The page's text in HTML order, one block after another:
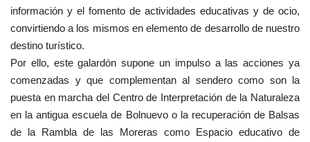
información y el fomento de actividades educativas y de ocio,
convirtiendo a los mismos en elemento de desarrollo de nuestro
destino turístico.
Por ello, este galardón supone un impulso a las acciones ya
comenzadas y que complementan al sendero como son la
puesta en marcha del Centro de Interpretación de la Naturaleza
en la antigua escuela de Bolnuevo o la recuperación de Balsas
de la Rambla de las Moreras como Espacio educativo de